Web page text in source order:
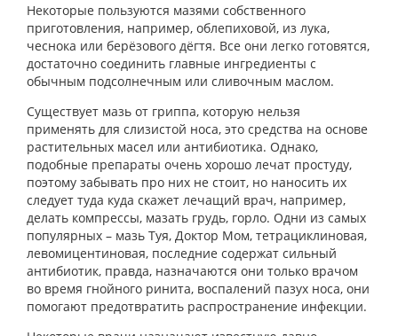
Некоторые пользуются мазями собственного
приготовления, например, облепиховой, из лука,
чеснока или берёзового дёгтя. Все они легко готовятся,
достаточно соединить главные ингредиенты с
обычным подсолнечным или сливочным маслом.
Существует мазь от гриппа, которую нельзя
применять для слизистой носа, это средства на основе
растительных масел или антибиотика. Однако,
подобные препараты очень хорошо лечат простуду,
поэтому забывать про них не стоит, но наносить их
следует туда куда скажет лечащий врач, например,
делать компрессы, мазать грудь, горло. Одни из самых
популярных – мазь Туя, Доктор Мом, тетрациклиновая,
левомицентиновая, последние содержат сильный
антибиотик, правда, назначаются они только врачом
во время гнойного ринита, воспалений пазух носа, они
помогают предотвратить распространение инфекции.